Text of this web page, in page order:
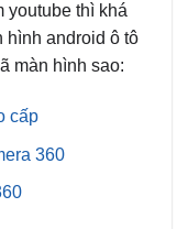
youtube thì khá
hình android ô tô
màn hình sao:
cấp
360